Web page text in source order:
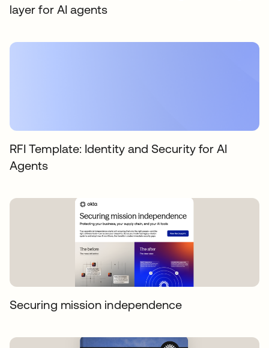
layer for AI agents
RFI Template: Identity and Security for AI
Agents
Securing mission independence